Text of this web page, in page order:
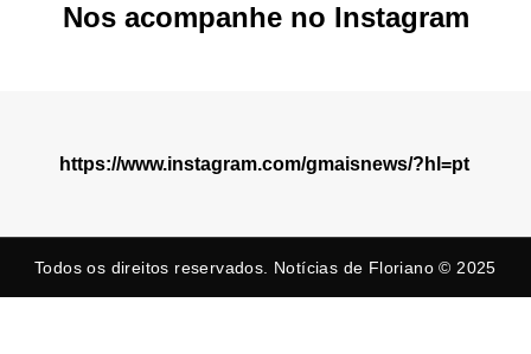
Nos acompanhe no Instagram
https://www.instagram.com/gmaisnews/?hl=pt
Todos os direitos reservados. Notícias de Floriano © 2025